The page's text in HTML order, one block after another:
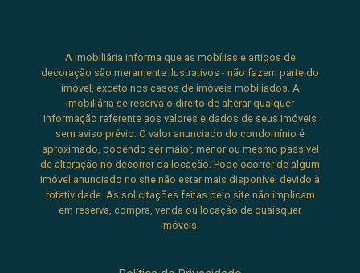
A Imobiliária informa que as mobílias e artigos de
decoração são meramente ilustrativos - não fazem parte do
imóvel, exceto nos casos de imóveis mobiliados. A
imobiliária se reserva o direito de alterar qualquer
informação referente aos valores e dados de seus imóveis
sem aviso prévio. O valor anunciado do condomínio é
aproximado, podendo ser maior, menor ou mesmo passível
de alteração no decorrer da locação. Pode ocorrer de algum
imóvel anunciado no site não estar mais disponível devido à
rotatividade. As solicitações feitas pelo site não implicam
em reserva, compra, venda ou locação de quaisquer
imóveis.